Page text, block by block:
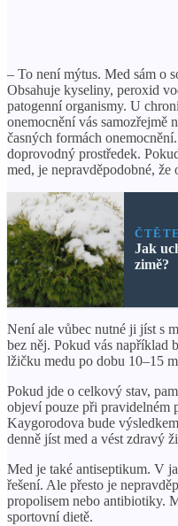
– To není mýtus. Med sám o
Obsahuje kyseliny, peroxid
patogenní organismy. U
onemocnění vás samozřejmě
časných formách
doprovodný prostředek.
med, je nepravděpodobné, že
Jak
zimě?
Není ale vůbec nutné ji jíst s
bez něj. Pokud vás například
lžičku medu po dobu 10–15
Pokud jde o celkový stav,
objeví pouze při pravidelném
Kaygorodova bude
denně jíst med a vést zdravý
Med je také antiseptikum. V
řešení. Ale přesto je
propolisem nebo antibiotiky.
sportovní dietě.